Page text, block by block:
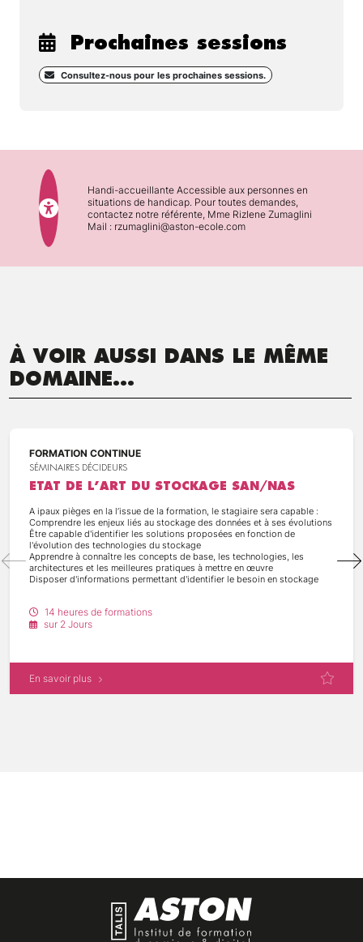
Prochaines sessions
Consultez-nous pour les prochaines sessions.
Handi-accueillante Accessible aux personnes en
situations de handicap. Pour toutes demandes,
contactez notre référente, Mme Rizlene Zumaglini
Mail : rzumaglini@aston-ecole.com
À VOIR AUSSI DANS LE MÊME
DOMAINE...
FORMATION CONTINUE
SÉMINAIRES DÉCIDEURS
ETAT DE L’ART DU STOCKAGE SAN/NAS
A ipaux pièges en la l’issue de la formation, le stagiaire sera capable :
Comprendre les enjeux liés au stockage des données et à ses évolutions
Être capable d'identifier les solutions proposées en fonction de
l'évolution des technologies du stockage
Apprendre à connaître les concepts de base, les technologies, les
architectures et les meilleures pratiques à mettre en œuvre
Disposer d'informations permettant d'identifier le besoin en stockage
stockage
Savoir éviter les princmatière
14 heures de formations
sur 2 Jours
En savoir plus